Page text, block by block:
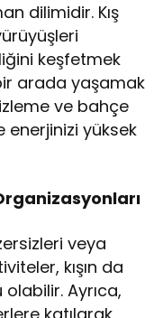
dilimidir. Kış
keşfetmek
arada yaşamak
ve bahçe
enerjinizi yüksek
veya
kışın da
Ayrıca,